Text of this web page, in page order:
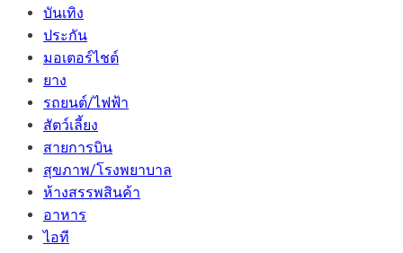
บันเทิง
ประกัน
มอเตอร์ไชต์
ยาง
รถยนต์/ไฟฟ้า
สัตว์เลี้ยง
สายการบิน
สุขภาพ/โรงพยาบาล
ห้างสรรพสินค้า
อาหาร
ไอที